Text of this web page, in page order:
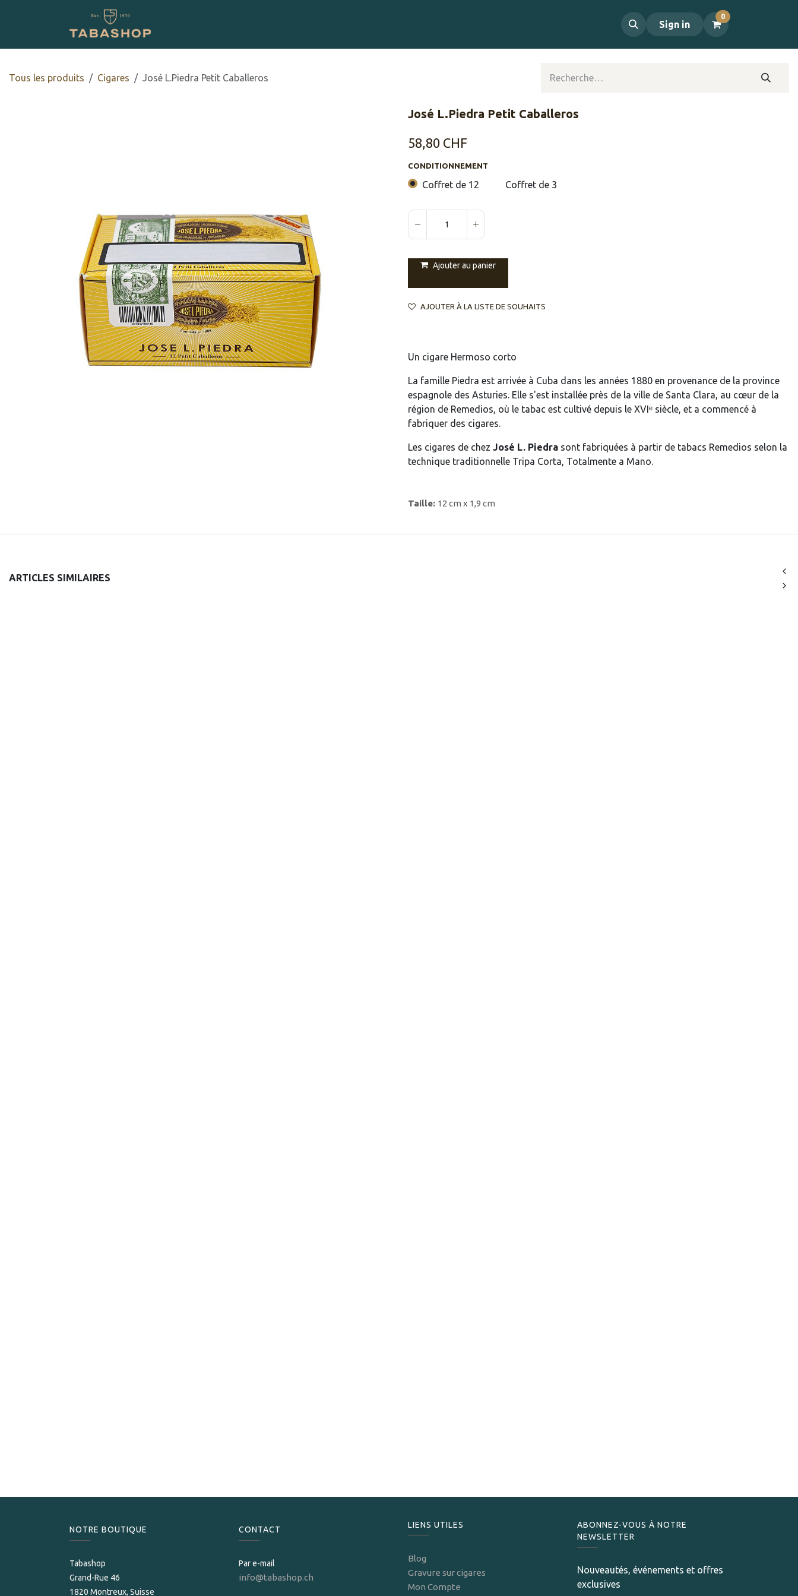
Sign in
0
Tous les produits ​​​Cigares José L.Piedra Petit Caballeros
José L.Piedra Petit Caballeros
58,80 CHF
CONDITIONNEMENT
Coffret de 12 Coffret de 3
Ajouter au panier
AJOUTER À LA LISTE DE SOUHAITS
Un cigare Hermoso corto
La famille Piedra est arrivée à Cuba dans les années 1880 en provenance de la province
espagnole des Asturies. Elle s'est installée près de la ville de Santa Clara, au cœur de la
région de Remedios, où le tabac est cultivé depuis le XVIᵉ siècle, et a commencé à
fabriquer des cigares.
Les cigares de chez José L. Piedra sont fabriquées à partir de tabacs Remedios selon la
technique traditionnelle Tripa Corta, Totalmente a Mano.
Taille: 12 cm x 1,9 cm
ARTICLES SIMILAIRES
NOTRE BOUTIQUE
Tabashop
Grand-Rue 46
1820 Montreux, Suisse
CONTACT
Par e-mail
info@tabashop.ch
LIENS UTILES
Blog
Gravure sur cigares
Mon Compte
ABONNEZ-VOUS À NOTRE
NEWSLETTER
Nouveautés, événements et offres
exclusives